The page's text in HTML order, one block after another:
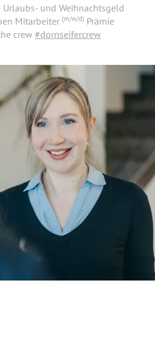
und Weihnachtsgeld
Mitarbeiter (m/w/d)Prämie
crew #dornseifercrew